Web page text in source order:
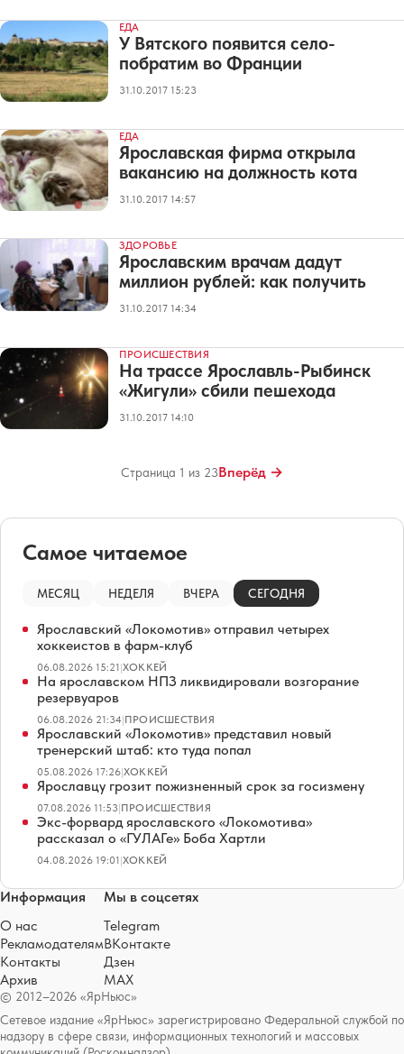
ЕДА
У Вятского появится село-
побратим во Франции
31.10.2017 15:23
ЕДА
Ярославская фирма открыла
вакансию на должность кота
31.10.2017 14:57
ЗДОРОВЬЕ
Ярославским врачам дадут
миллион рублей: как получить
31.10.2017 14:34
ПРОИСШЕСТВИЯ
На трассе Ярославль-Рыбинск
«Жигули» сбили пешехода
31.10.2017 14:10
Страница 1 из 23Вперёд →
Самое читаемое
МЕСЯЦ НЕДЕЛЯ ВЧЕРА СЕГОДНЯ
Ярославский «Локомотив» отправил четырех
хоккеистов в фарм-клуб
06.08.2026 15:21|ХОККЕЙ
На ярославском НПЗ ликвидировали возгорание
резервуаров
06.08.2026 21:34|ПРОИСШЕСТВИЯ
Ярославский «Локомотив» представил новый
тренерский штаб: кто туда попал
05.08.2026 17:26|ХОККЕЙ
Ярославцу грозит пожизненный срок за госизмену
07.08.2026 11:53|ПРОИСШЕСТВИЯ
Экс-форвард ярославского «Локомотива»
рассказал о «ГУЛАГе» Боба Хартли
04.08.2026 19:01|ХОККЕЙ
© 2012–2026 «ЯрНьюс»
Сетевое издание «ЯрНьюс» зарегистрировано Федеральной службой по
надзору в сфере связи, информационных технологий и массовых
Информация
О нас
Рекламодателям
Контакты
Архив
Мы в соцсетях
Telegram
ВКонтакте
Дзен
MAX